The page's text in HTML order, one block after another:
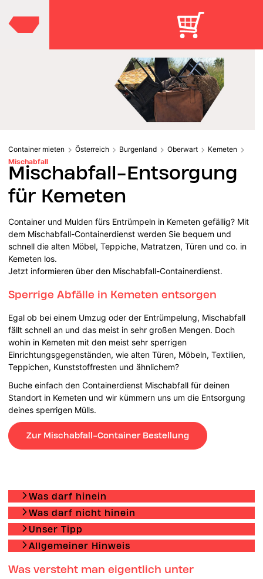
Container mieten Österreich Burgenland Oberwart
Kemeten
Mischabfall
Mischabfall-Entsorgung
für Kemeten
Container und Mulden fürs Entrümpeln in Kemeten gefällig? Mit
dem Mischabfall-Containerdienst werden Sie bequem und
schnell die alten Möbel, Teppiche, Matratzen, Türen und co. in
Kemeten los.
Jetzt informieren über den Mischabfall-Containerdienst.
Sperrige Abfälle in Kemeten entsorgen
Egal ob bei einem Umzug oder der Entrümpelung, Mischabfall
fällt schnell an und das meist in sehr großen Mengen. Doch
wohin in Kemeten mit den meist sehr sperrigen
Einrichtungsgegenständen, wie alten Türen, Möbeln, Textilien,
Teppichen, Kunststoffresten und ähnlichem?
Buche einfach den Containerdienst Mischabfall für deinen
Standort in Kemeten und wir kümmern uns um die Entsorgung
deines sperrigen Mülls.
Zur Mischabfall-Container Bestellung
Was darf hinein
Was darf nicht hinein
Unser Tipp
Allgemeiner Hinweis
Was versteht man eigentlich unter